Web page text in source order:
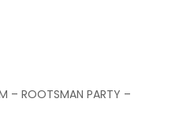
– ROOTSMAN PARTY –